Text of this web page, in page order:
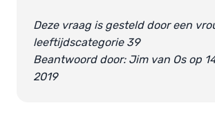
Deze vraag is gesteld door een
leeftijdscategorie 39
Beantwoord door: Jim van Os op
2019